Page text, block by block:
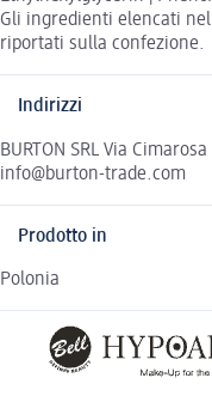
Gli ingredienti elencati
riportati sulla confezione.
Indirizzi
BURTON SRL Via
info@burton-trade.com
Prodotto in
Polonia